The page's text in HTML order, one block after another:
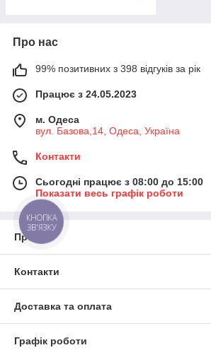
Про нас
99% позитивних з 398 відгуків за рік
Працює з 24.05.2023
м. Одеса
вул. Базова,14, Одеса, Україна
Контакти
Сьогодні працює з 08:00 до 15:00
Показати весь графік роботи
Про нас
Контакти
Доставка та оплата
Графік роботи
КНОПКА
ЗВ'ЯЗКУ